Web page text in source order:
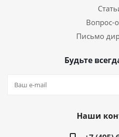
Вопрос-
Письмо
Будьте
Наши